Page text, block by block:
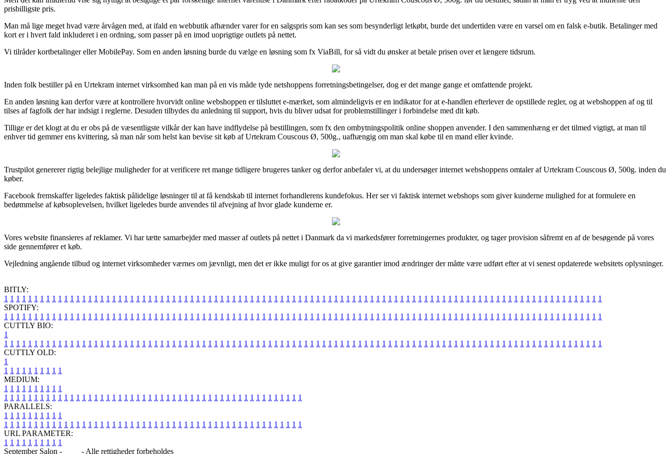
prisbilligste pris.
Man må lige meget hvad være årvågen med, at ifald en webbutik afhænder varer for en salgspris som kan ses som besynderligt letkøbt, burde det undertiden være en varsel om en falsk e-butik. Betalinger med
kort er i hvert fald inkluderet i en ordning, som passer på en imod uoprigtige outlets på nettet.
Vi tilråder kortbetalinger eller MobilePay. Som en anden løsning burde du vælge en løsning som fx ViaBill, for så vidt du ønsker at betale prisen over et længere tidsrum.
Inden folk bestiller på en Urtekram internet virksomhed kan man på en vis måde tyde netshoppens forretningsbetingelser, dog er det mange gange et omfattende projekt.
En anden løsning kan derfor være at kontrollere hvorvidt online webshoppen er tilsluttet e-mærket, som almindeligvis er en indikator for at e-handlen efterlever de opstillede regler, og at webshoppen af og til
tilses af fagfolk der har indsigt i reglerne. Desuden tilbydes du anledning til support, hvis du bliver udsat for problemstillinger i forbindelse med dit køb.
Tillige er det klogt at du er obs på de væsentligste vilkår der kan have indflydelse på bestillingen, som fx den ombytningspolitik online shoppen anvender. I den sammenhæng er det tilmed vigtigt, at man til
enhver tid gemmer ens kvittering, så man når som helst kan bevise sit køb af Urtekram Couscous Ø, 500g., uafhængig om man skal købe til en mand eller kvinde.
Trustpilot genererer rigtig belejlige muligheder for at verificere ret mange tidligere brugeres tanker og derfor anbefaler vi, at du undersøger internet webshoppens omtaler af Urtekram Couscous Ø, 500g. inden du
køber.
Facebook fremskaffer ligeledes faktisk pålidelige løsninger til at få kendskab til internet forhandlerens kundefokus. Her ser vi faktisk internet webshops som giver kunderne mulighed for at formulere en
bedømmelse af købsoplevelsen, hvilket ligeledes burde anvendes til afvejning af hvor glade kunderne er.
Vores website finansieres af reklamer. Vi har tætte samarbejder med masser af outlets på nettet i Danmark da vi markedsfører forretningernes produkter, og tager provision såfremt en af de besøgende på vores
side gennemfører et køb.
Vejledning angående tilbud og internet virksomheder værnes om jævnligt, men det er ikke muligt for os at give garantier imod ændringer der måtte være udført efter at vi senest opdaterede websitets oplysninger.
BITLY:
1 1 1 1 1 1 1 1 1 1 1 1 1 1 1 1 1 1 1 1 1 1 1 1 1 1 1 1 1 1 1 1 1 1 1 1 1 1 1 1 1 1 1 1 1 1 1 1 1 1 1 1 1 1 1 1 1 1 1 1 1 1 1 1 1 1 1 1 1 1 1 1 1 1 1 1 1 1 1 1 1 1 1 1 1 1 1 1 1 1 1 1 1 1 1 1 1 1 1 1
SPOTIFY:
1 1 1 1 1 1 1 1 1 1 1 1 1 1 1 1 1 1 1 1 1 1 1 1 1 1 1 1 1 1 1 1 1 1 1 1 1 1 1 1 1 1 1 1 1 1 1 1 1 1 1 1 1 1 1 1 1 1 1 1 1 1 1 1 1 1 1 1 1 1 1 1 1 1 1 1 1 1 1 1 1 1 1 1 1 1 1 1 1 1 1 1 1 1 1 1 1 1 1 1
CUTTLY BIO:
1
1 1 1 1 1 1 1 1 1 1 1 1 1 1 1 1 1 1 1 1 1 1 1 1 1 1 1 1 1 1 1 1 1 1 1 1 1 1 1 1 1 1 1 1 1 1 1 1 1 1 1 1 1 1 1 1 1 1 1 1 1 1 1 1 1 1 1 1 1 1 1 1 1 1 1 1 1 1 1 1 1 1 1 1 1 1 1 1 1 1 1 1 1 1 1 1 1 1 1 1
CUTTLY OLD:
1
1 1 1 1 1 1 1 1 1 1
MEDIUM:
1 1 1 1 1 1 1 1 1 1
1 1 1 1 1 1 1 1 1 1 1 1 1 1 1 1 1 1 1 1 1 1 1 1 1 1 1 1 1 1 1 1 1 1 1 1 1 1 1 1 1 1 1 1 1 1 1 1 1 1
PARALLELS:
1 1 1 1 1 1 1 1 1 1
1 1 1 1 1 1 1 1 1 1 1 1 1 1 1 1 1 1 1 1 1 1 1 1 1 1 1 1 1 1 1 1 1 1 1 1 1 1 1 1 1 1 1 1 1 1 1 1 1 1
URL PARAMETER:
1 1 1 1 1 1 1 1 1 1
September Salon -
- Alle rettigheder forbeholdes